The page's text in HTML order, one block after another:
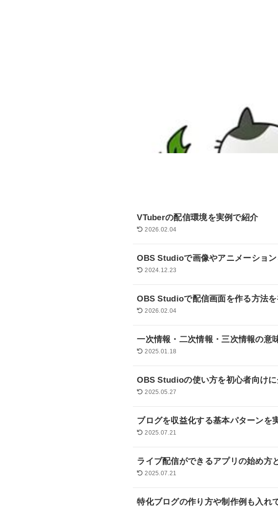
VTuberの配信環境を実例で紹介
2026.02.04
OBS Studioで画像やアニメーショ
2024.12.23
OBS Studioで配信画面を作る方法
2026.02.04
一次情報・二次情報・三次情報の意
2025.01.18
OBS Studioの使い方を初心者向け
2025.05.27
ブログを収益化する基本パターンを
2025.07.21
ライブ配信ができるアプリの始め方
2025.07.21
特化ブログの作り方や制作例も入れ